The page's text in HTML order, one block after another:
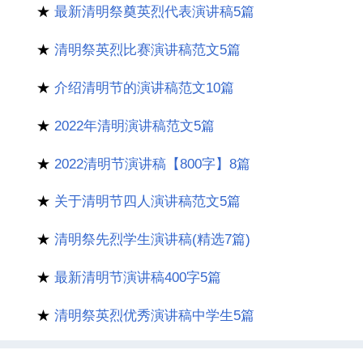
★最新清明祭奠英烈代表演讲稿5篇
★清明祭英烈比赛演讲稿范文5篇
★介绍清明节的演讲稿范文10篇
★ 2022年清明演讲稿范文5篇
★ 2022清明节演讲稿【800字】8篇
★ 关于清明节四人演讲稿范文5篇
★清明祭先烈学生演讲稿(精选7篇)
★最新清明节演讲稿400字5篇
★清明祭英烈优秀演讲稿中学生5篇